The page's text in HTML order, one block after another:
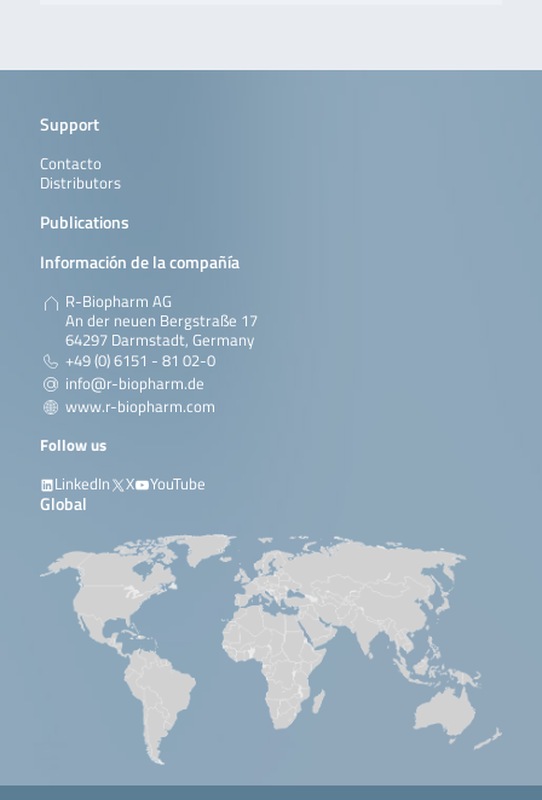
Support
Contacto
Distributors
Publications
Información de la compañía
R-Biopharm AG
An der neuen Bergstraße 17
64297 Darmstadt, Germany
+49 (0) 6151 - 81 02-0
info@r-biopharm.de
www.r-biopharm.com
Follow us
LinkedIn
X YouTube
Global